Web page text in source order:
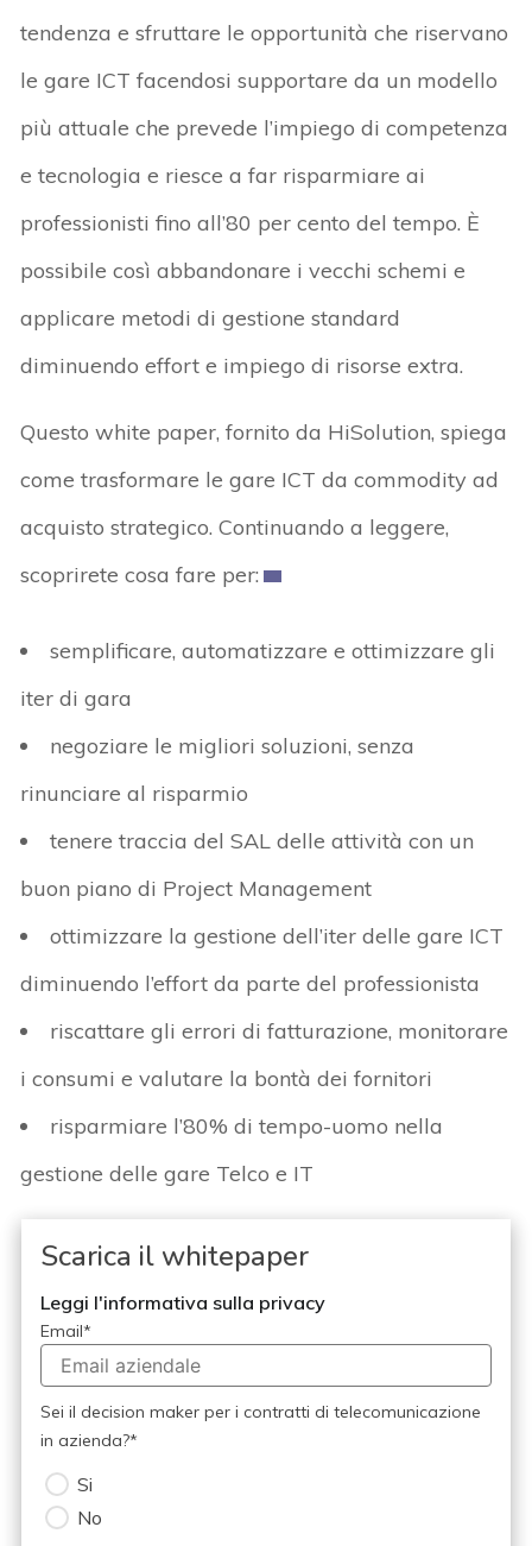
tendenza e sfruttare le opportunità che riservano
le gare ICT facendosi supportare da un modello
più attuale che prevede l’impiego di competenza
e tecnologia e riesce a far risparmiare ai
professionisti fino all’80 per cento del tempo. È
possibile così abbandonare i vecchi schemi e
applicare metodi di gestione standard
diminuendo effort e impiego di risorse extra.
Questo white paper, fornito da HiSolution, spiega
come trasformare le gare ICT da commodity ad
acquisto strategico. Continuando a leggere,
scoprirete cosa fare per:
semplificare, automatizzare e ottimizzare gli
iter di gara
negoziare le migliori soluzioni, senza
rinunciare al risparmio
tenere traccia del SAL delle attività con un
buon piano di Project Management
ottimizzare la gestione dell’iter delle gare ICT
diminuendo l’effort da parte del professionista
riscattare gli errori di fatturazione, monitorare
i consumi e valutare la bontà dei fornitori
risparmiare l’80% di tempo-uomo nella
gestione delle gare Telco e IT
Scarica il whitepaper
Leggi l'informativa sulla privacy
Email*
Sei il decision maker per i contratti di telecomunicazione
in azienda?*
Si
No